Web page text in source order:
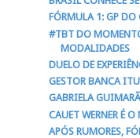
FÓRMULA 1: GP
#TBT DO
MODALIDADES
DUELO DE
GESTOR BANCA
GABRIELA
CAUET WERNER É
APÓS RUMORES,